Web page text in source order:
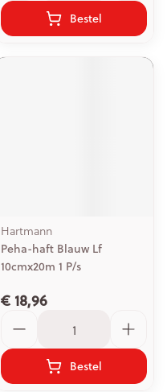
Bestel
Hartmann
Peha-haft Blauw Lf
10cmx20m 1 P/s
€ 18,96
Bestel